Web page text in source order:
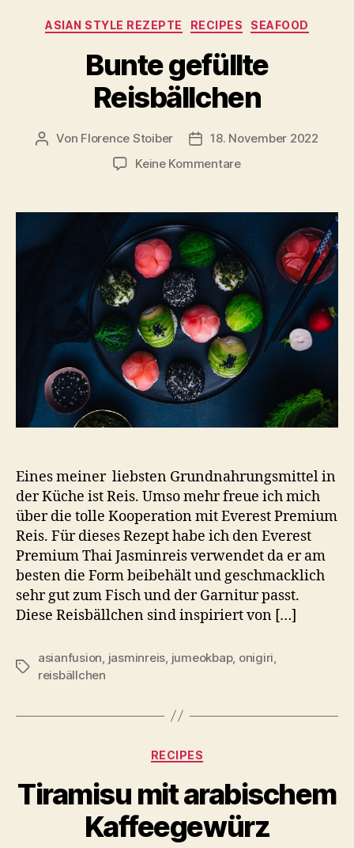
Kategorien
ASIAN STYLE REZEPTE RECIPES SEAFOOD
Bunte gefüllte
Reisbällchen
Beitragsautor
Von Florence Stoiber Veröffentlichungsdatum
18. November 2022
Keine Kommentarezu
Reisbällchen
Eines meiner liebsten Grundnahrungsmittel in
der Küche ist Reis. Umso mehr freue ich mich
über die tolle Kooperation mit Everest Premium
Reis. Für dieses Rezept habe ich den Everest
Premium Thai Jasminreis verwendet da er am
besten die Form beibehält und geschmacklich
sehr gut zum Fisch und der Garnitur passt.
Diese Reisbällchen sind inspiriert von […]
Schlagwörter
asianfusion jasminreis jumeokbap, onigiri
reisbällchen
Kategorien
RECIPES
Tiramisu mit arabischem
Kaffeegewürz